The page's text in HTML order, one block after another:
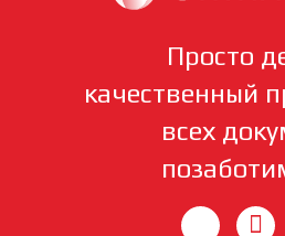
Просто
качественный
всех